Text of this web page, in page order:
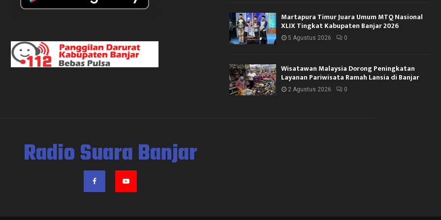
Martapura Timur Juara Umum MTQ Nasional
XLIX Tingkat Kabupaten Banjar 2026
5 Agustus 2026 0
Wisatawan Malaysia Dorong Peningkatan
Layanan Pariwisata Ramah Lansia di Banjar
2 Agustus 2026 0
Radio Suara Banjar